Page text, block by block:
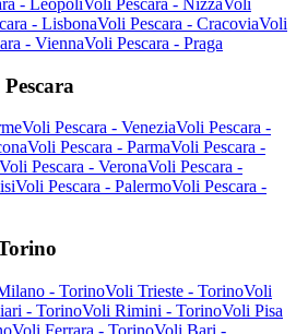
- LisbonaVoli Pescara - CracoviaVoli
- ViennaVoli Pescara - Praga
Voli Pescara - VeneziaVoli Pescara -
Voli Pescara - ParmaVoli Pescara -
Voli Pescara - VeronaVoli Pescara -
Voli Pescara - PalermoVoli Pescara -
- TorinoVoli Trieste - TorinoVoli
- TorinoVoli Rimini - TorinoVoli Pisa
Voli Ferrara - TorinoVoli Bari -